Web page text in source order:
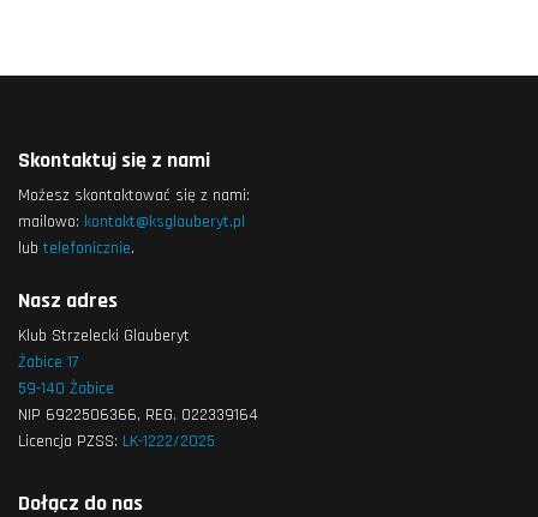
Skontaktuj się z nami
Możesz skontaktować się z nami:
mailowo: kontakt@ksglauberyt.pl
lub telefonicznie.
Nasz adres
Klub Strzelecki Glauberyt
Żabice 17
59-140 Żabice
NIP 6922506366, REG. 022339164
Licencja PZSS: LK-1222/2025
Dołącz do nas